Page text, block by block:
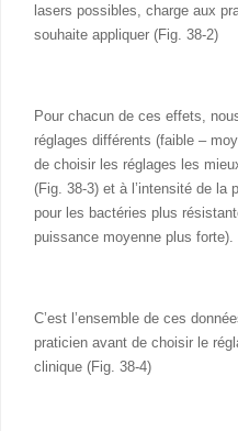
lasers possibles, charge aux
souhaite appliquer (Fig. 38-2)
Pour chacun de ces effets,
réglages différents (faible –
de choisir les réglages les
(Fig. 38-3) et à l’intensité de la
pour les bactéries plus
puissance moyenne plus forte).
C’est l’ensemble de ces
praticien avant de choisir le
clinique (Fig. 38-4)